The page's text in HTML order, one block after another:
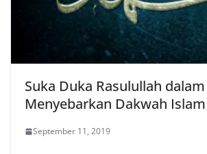
Suka Duka Rasulullah dalam
Menyebarkan Dakwah Islam
September 11, 2019